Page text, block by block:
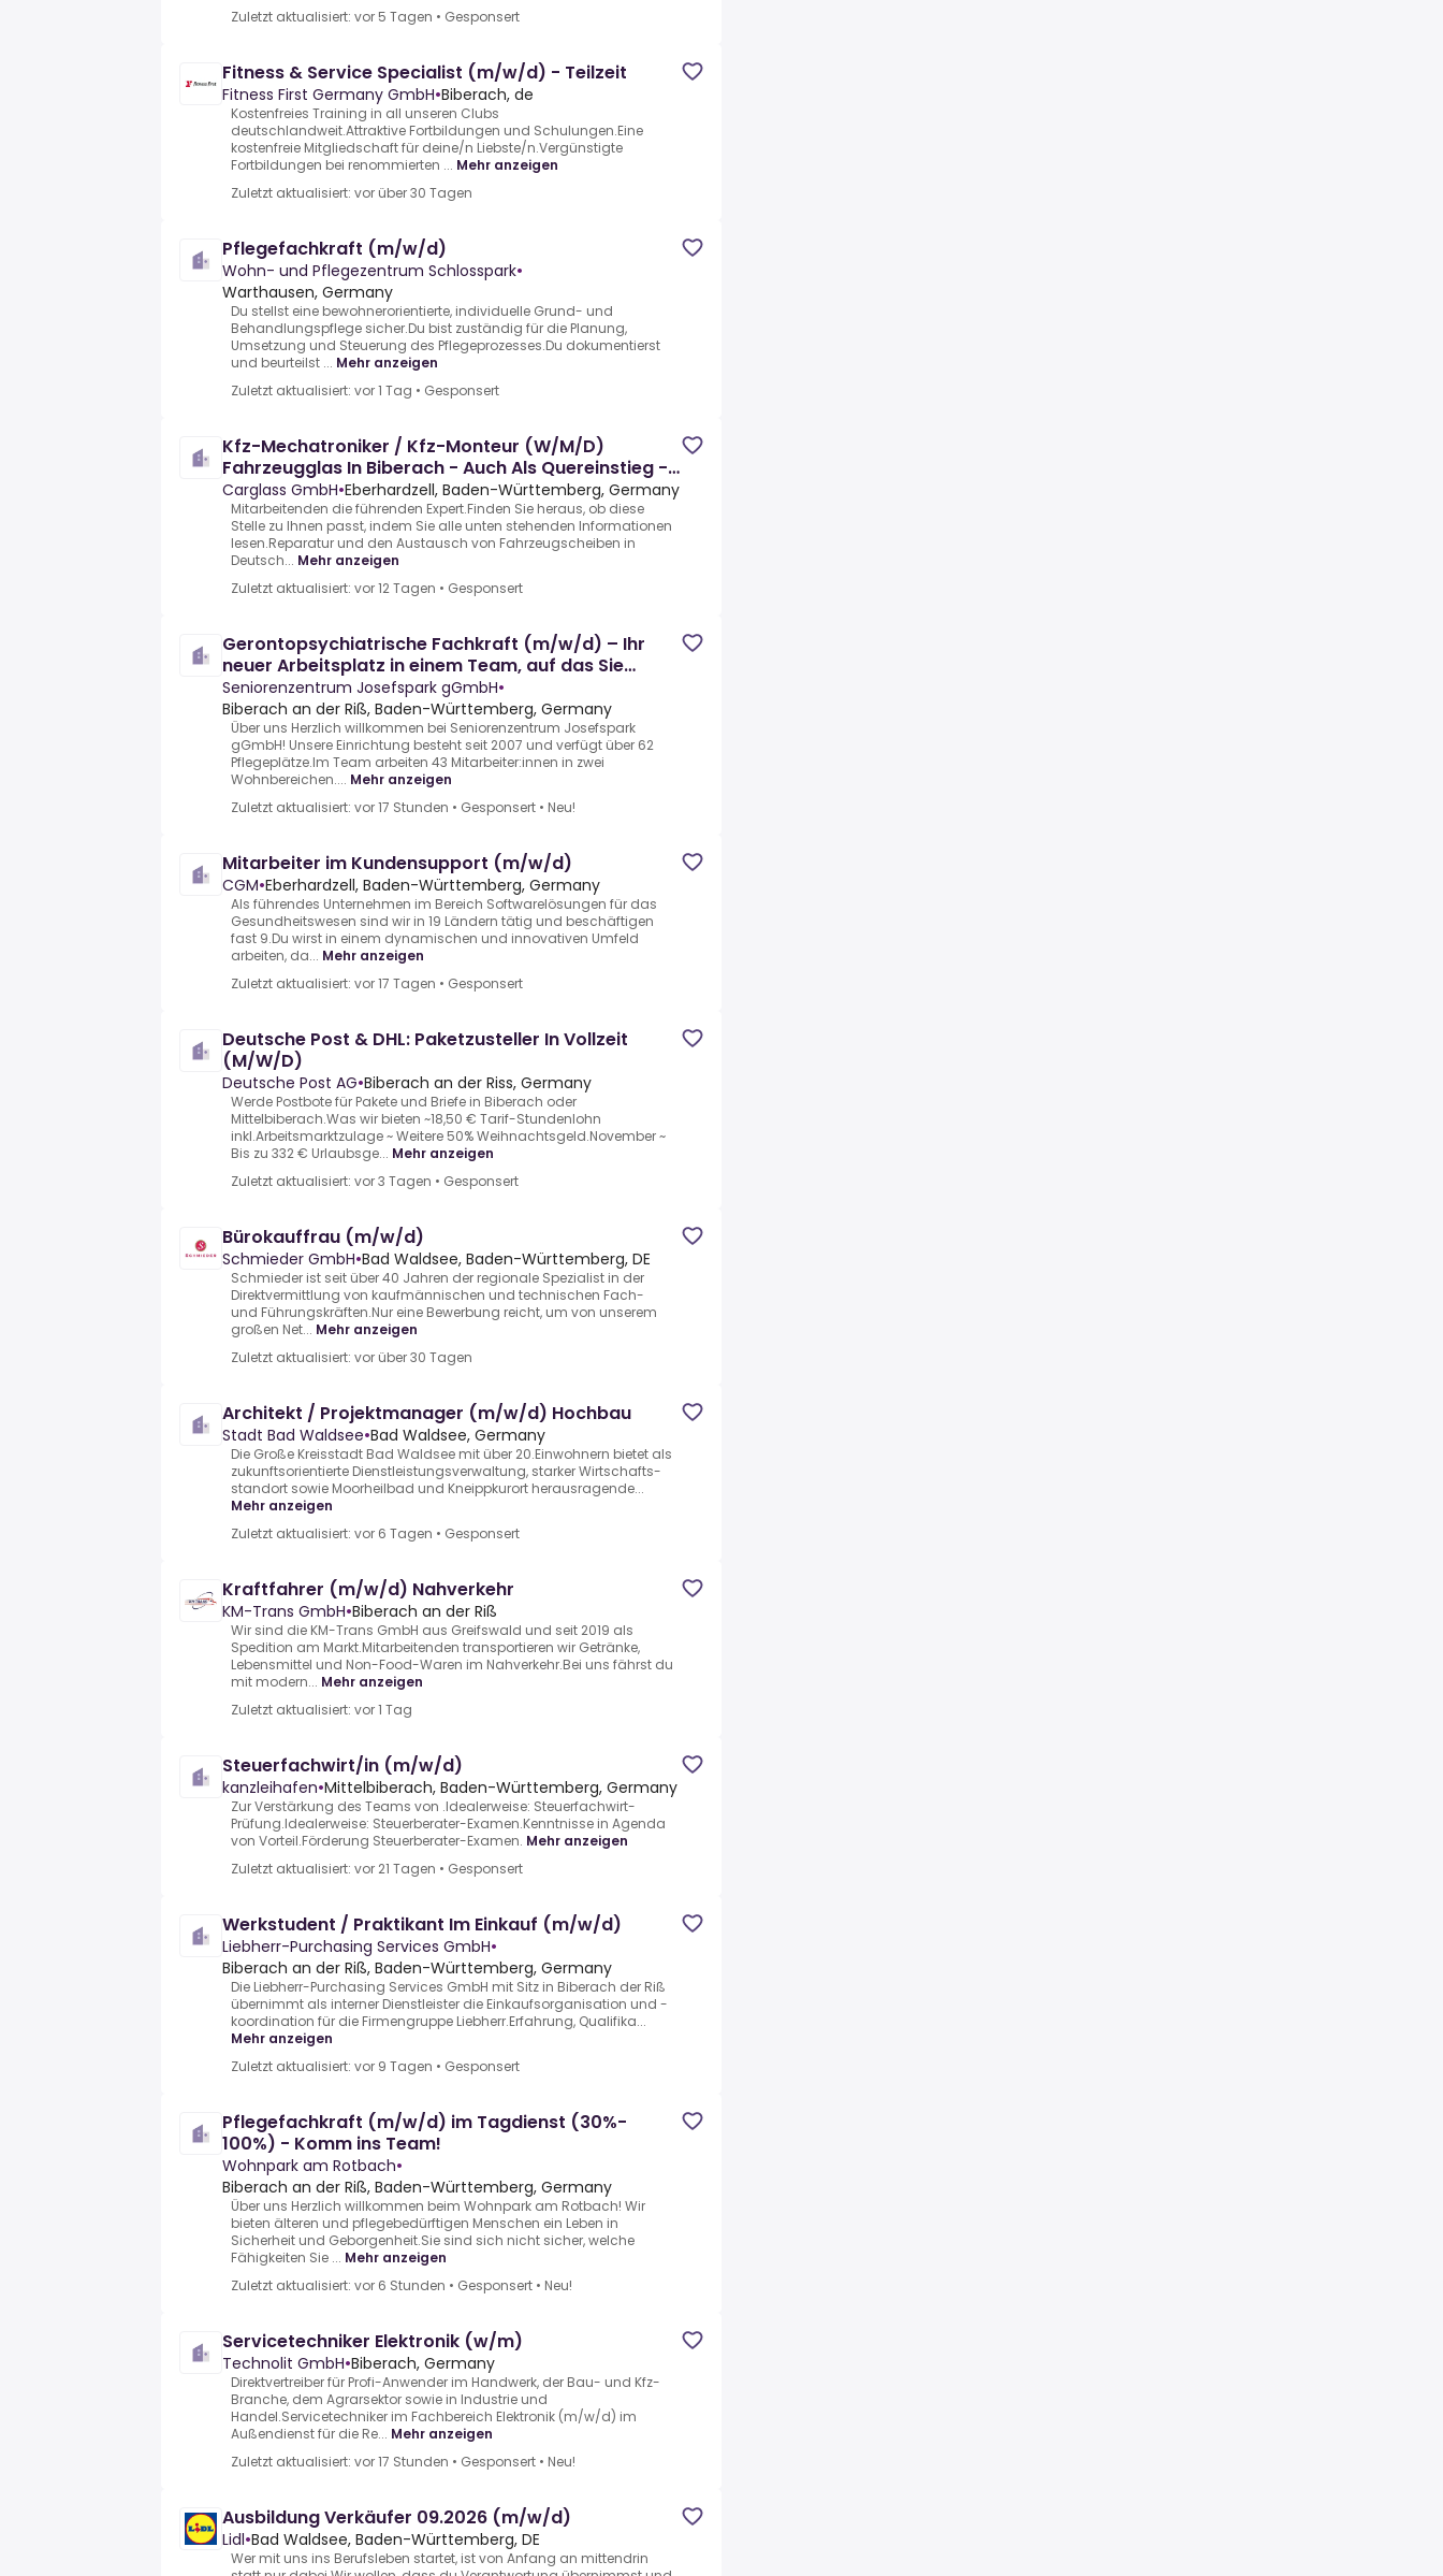
Zuletzt aktualisiert: vor 5 Tagen • Gesponsert
Fitness & Service Specialist (m/w/d) - Teilzeit
Fitness First Germany GmbH•Biberach, de
Kostenfreies Training in all unseren Clubs
deutschlandweit.Attraktive Fortbildungen und Schulungen.Eine
kostenfreie Mitgliedschaft für deine/n Liebste/n.Vergünstigte
Fortbildungen bei renommierten ... Mehr anzeigen
Zuletzt aktualisiert: vor über 30 Tagen
Pflegefachkraft (m/w/d)
Wohn- und Pflegezentrum Schlosspark•
Warthausen, Germany
Du stellst eine bewohnerorientierte, individuelle Grund- und
Behandlungspflege sicher.Du bist zuständig für die Planung,
Umsetzung und Steuerung des Pflegeprozesses.Du dokumentierst
und beurteilst ... Mehr anzeigen
Zuletzt aktualisiert: vor 1 Tag • Gesponsert
Kfz-Mechatroniker / Kfz-Monteur (W/M/D)
Fahrzeugglas In Biberach - Auch Als Quereinstieg -
287
Carglass GmbH•Eberhardzell, Baden-Württemberg, Germany
Mitarbeitenden die führenden Expert.Finden Sie heraus, ob diese
Stelle zu Ihnen passt, indem Sie alle unten stehenden Informationen
lesen.Reparatur und den Austausch von Fahrzeugscheiben in
Deutsch... Mehr anzeigen
Zuletzt aktualisiert: vor 12 Tagen • Gesponsert
Gerontopsychiatrische Fachkraft (m/w/d) – Ihr
neuer Arbeitsplatz in einem Team, auf das Sie
zählen
Seniorenzentrum Josefspark gGmbH•
Biberach an der Riß, Baden-Württemberg, Germany
Über uns Herzlich willkommen bei Seniorenzentrum Josefspark
gGmbH! Unsere Einrichtung besteht seit 2007 und verfügt über 62
Pflegeplätze.Im Team arbeiten 43 Mitarbeiter:innen in zwei
Wohnbereichen.... Mehr anzeigen
Zuletzt aktualisiert: vor 17 Stunden • Gesponsert • Neu!
Mitarbeiter im Kundensupport (m/w/d)
CGM•Eberhardzell, Baden-Württemberg, Germany
Als führendes Unternehmen im Bereich Softwarelösungen für das
Gesundheitswesen sind wir in 19 Ländern tätig und beschäftigen
fast 9.Du wirst in einem dynamischen und innovativen Umfeld
arbeiten, da... Mehr anzeigen
Zuletzt aktualisiert: vor 17 Tagen • Gesponsert
Deutsche Post & DHL: Paketzusteller In Vollzeit
(M/W/D)
Deutsche Post AG•Biberach an der Riss, Germany
Werde Postbote für Pakete und Briefe in Biberach oder
Mittelbiberach.Was wir bieten ~18,50 € Tarif-Stundenlohn
inkl.Arbeitsmarktzulage ~ Weitere 50% Weihnachtsgeld.November ~
Bis zu 332 € Urlaubsge... Mehr anzeigen
Zuletzt aktualisiert: vor 3 Tagen • Gesponsert
Bürokauffrau (m/w/d)
Schmieder GmbH•Bad Waldsee, Baden-Württemberg, DE
Schmieder ist seit über 40 Jahren der regionale Spezialist in der
Direktvermittlung von kaufmännischen und technischen Fach-
und Führungskräften.Nur eine Bewerbung reicht, um von unserem
großen Net... Mehr anzeigen
Zuletzt aktualisiert: vor über 30 Tagen
Architekt / Projektmanager (m/w/d) Hochbau
Stadt Bad Waldsee•Bad Waldsee, Germany
Die Große Kreisstadt Bad Waldsee mit über 20.Einwohnern bietet als
zukunftsorientierte Dienst­leistungs­verwaltung, starker Wirt­schafts­
standort sowie Moorheil­bad und Kneipp­kurort heraus­ragende...
Mehr anzeigen
Zuletzt aktualisiert: vor 6 Tagen • Gesponsert
Kraftfahrer (m/w/d) Nahverkehr
KM-Trans GmbH•Biberach an der Riß
Wir sind die KM-Trans GmbH aus Greifswald und seit 2019 als
Spedition am Markt.Mitarbeitenden transportieren wir Getränke,
Lebensmittel und Non-Food-Waren im Nahverkehr.Bei uns fährst du
mit modern... Mehr anzeigen
Zuletzt aktualisiert: vor 1 Tag
Steuerfachwirt/in (m/w/d)
kanzleihafen•Mittelbiberach, Baden-Württemberg, Germany
Zur Verstärkung des Teams von .Idealerweise: Steuerfachwirt-
Prüfung.Idealerweise: Steuerberater-Examen.Kenntnisse in Agenda
von Vorteil.Förderung Steuerberater-Examen. Mehr anzeigen
Zuletzt aktualisiert: vor 21 Tagen • Gesponsert
Werkstudent / Praktikant Im Einkauf (m/w/d)
Liebherr-Purchasing Services GmbH•
Biberach an der Riß, Baden-Württemberg, Germany
Die Liebherr-Purchasing Services GmbH mit Sitz in Biberach der Riß
übernimmt als interner Dienstleister die Einkaufsorganisation und -
koordination für die Firmengruppe Liebherr.Erfahrung, Qualifika...
Mehr anzeigen
Zuletzt aktualisiert: vor 9 Tagen • Gesponsert
Pflegefachkraft (m/w/d) im Tagdienst (30%-
100%) - Komm ins Team!
Wohnpark am Rotbach•
Biberach an der Riß, Baden-Württemberg, Germany
Über uns Herzlich willkommen beim Wohnpark am Rotbach! Wir
bieten älteren und pflegebedürftigen Menschen ein Leben in
Sicherheit und Geborgenheit.Sie sind sich nicht sicher, welche
Fähigkeiten Sie ... Mehr anzeigen
Zuletzt aktualisiert: vor 6 Stunden • Gesponsert • Neu!
Servicetechniker Elektronik (w/m)
Technolit GmbH•Biberach, Germany
Direktvertreiber für Profi-Anwender im Handwerk, der Bau- und Kfz-
Branche, dem Agrarsektor sowie in Industrie und
Handel.Servicetechniker im Fachbereich Elektronik (m/w/d) im
Außendienst für die Re... Mehr anzeigen
Zuletzt aktualisiert: vor 17 Stunden • Gesponsert • Neu!
Ausbildung Verkäufer 09.2026 (m/w/d)
Lidl•Bad Waldsee, Baden-Württemberg, DE
Wer mit uns ins Berufsleben startet, ist von Anfang an mittendrin